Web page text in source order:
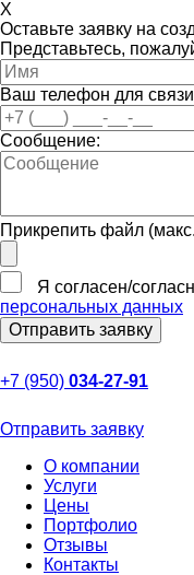
X
Оставьте заявку на
Представьтесь,
Ваш телефон для
Сообщение:
Прикрепить файл
Я согласен/
персональных данных
+7 (950) 034-27-91
Отправить заявку
О компании
Услуги
Цены
Портфолио
Отзывы
Контакты